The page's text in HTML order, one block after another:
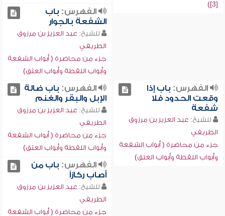
[3])
الفهرس: باب
الشفعة بالجوار
للشيخ: عبد العزيز بن مرزوق
الطريفي
جزء من محاضرة ( أبواب الشفعة
وأبواب اللقطة وأبواب العتق)
الفهرس: باب إذا
وقعت الحدود فلا
شفعة
للشيخ: عبد العزيز بن مرزوق
الطريفي
جزء من محاضرة ( أبواب الشفعة
وأبواب اللقطة وأبواب العتق)
الفهرس: باب ضالة
الإبل والبقر والغنم
للشيخ: عبد العزيز بن مرزوق
الطريفي
جزء من محاضرة ( أبواب الشفعة
وأبواب اللقطة وأبواب العتق)
الفهرس: باب من
أصاب ركازاً
للشيخ: عبد العزيز بن مرزوق
الطريفي
جزء من محاضرة ( أبواب الشفعة